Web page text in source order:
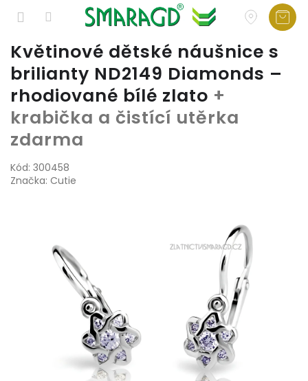
Přejít
obsah
Květinové dětské náušnice s
brilianty ND2149 Diamonds –
rhodiované bílé zlato +
krabička a čistící utěrka
zdarma
Kód: 300458
Značka: Cutie